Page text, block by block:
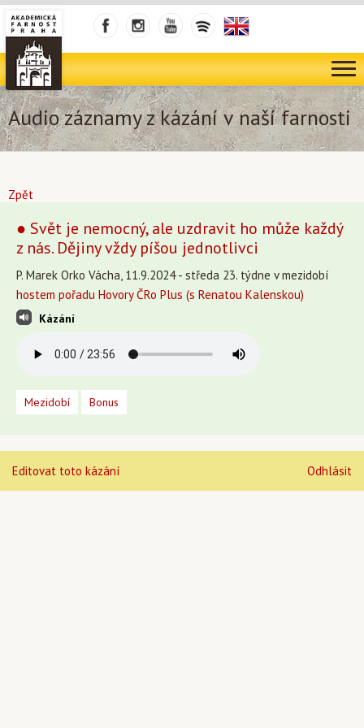
Audio záznamy z kázání v naší farnosti
Zpět
● Svět je nemocný, ale uzdravit ho může každý
z nás. Dějiny vždy píšou jednotlivci
P. Marek Orko Vácha, 11.9.2024 - středa 23. týdne v mezidobí
hostem pořadu Hovory ČRo Plus (s Renatou Kalenskou)
Kázání
Mezidobí Bonus
Editovat toto kázání Odhlásit